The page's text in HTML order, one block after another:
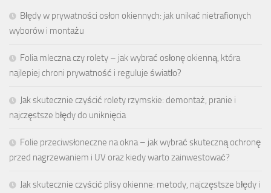
Błędy w prywatności osłon okiennych: jak unikać nietrafionych
wyborów i montażu
Folia mleczna czy rolety – jak wybrać osłonę okienną, która
najlepiej chroni prywatność i reguluje światło?
Jak skutecznie czyścić rolety rzymskie: demontaż, pranie i
najczęstsze błędy do uniknięcia
Folie przeciwsłoneczne na okna – jak wybrać skuteczną ochronę
przed nagrzewaniem i UV oraz kiedy warto zainwestować?
Jak skutecznie czyścić plisy okienne: metody, najczęstsze błędy i